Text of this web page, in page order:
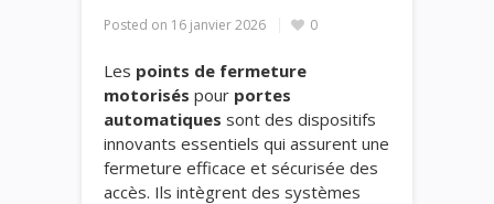
Posted on 16 janvier 2026 0
Les points de fermeture
motorisés pour portes
automatiques sont des dispositifs
innovants essentiels qui assurent une
fermeture efficace et sécurisée des
accès. Ils intègrent des systèmes